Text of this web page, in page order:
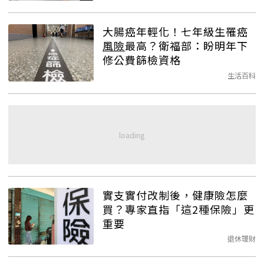
大腸癌年輕化！七年級生罹癌
風險最高？衛福部：盼明年下
修公費篩檢資格
生活百科
實支實付改制後，健康險怎麼
買？專家直指「這2種保險」更
重要
退休理財